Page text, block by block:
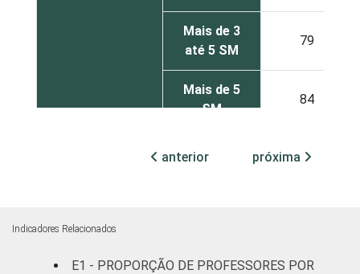
Mais de 3
até 5 SM
79
Mais de 5
SM
84
Até 3 SM 78
SM
anterior próxima
Indicadores Relacionados
E1 - PROPORÇÃO DE PROFESSORES POR